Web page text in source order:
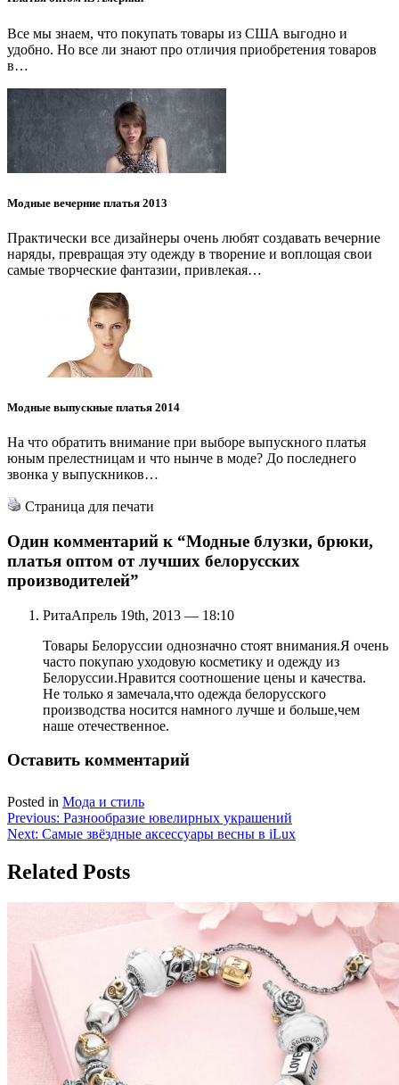
Все мы знаем, что покупать товары из США выгодно и
удобно. Но все ли знают про отличия приобретения товаров
в…
Модные вечерние платья 2013
Практически все дизайнеры очень любят создавать вечерние
наряды, превращая эту одежду в творение и воплощая свои
самые творческие фантазии, привлекая…
Модные выпускные платья 2014
На что обратить внимание при выборе выпускного платья
юным прелестницам и что нынче в моде? До последнего
звонка у выпускников…
Страница для печати
Один комментарий к “Модные блузки, брюки,
платья оптом от лучших белорусских
производителей”
РитаАпрель 19th, 2013 — 18:10
Товары Белоруссии однозначно стоят внимания.Я очень
часто покупаю уходовую косметику и одежду из
Белоруссии.Нравится соотношение цены и качества.
Не только я замечала,что одежда белорусского
производства носится намного лучше и больше,чем
наше отечественное.
Оставить комментарий
Posted in Мода и стиль
Навигация
по
записям
Previous: Разнообразие ювелирных украшений
Next: Самые звёздные аксессуары весны в iLux
Related Posts